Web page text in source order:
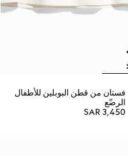
فستان من قطن البوبلين للأطفال
الرضّع
SAR 3,450